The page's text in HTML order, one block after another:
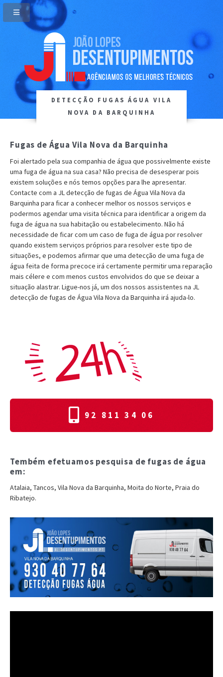
DETECÇÃO FUGAS ÁGUA VILA
NOVA DA BARQUINHA
Fugas de Água Vila Nova da Barquinha
Foi alertado pela sua companhia de água que possivelmente existe
uma fuga de água na sua casa? Não precisa de desesperar pois
existem soluções e nós temos opções para lhe apresentar.
Contacte com a JL detecção de fugas de Água Vila Nova da
Barquinha para ficar a conhecer melhor os nossos serviços e
podermos agendar uma visita técnica para identificar a origem da
fuga de água na sua habitação ou estabelecimento. Não há
necessidade de ficar com um caso de fuga de água por resolver
quando existem serviços próprios para resolver este tipo de
situações, e podemos afirmar que uma detecção de uma fuga de
água feita de forma precoce irá certamente permitir uma reparação
mais célere e com menos custos envolvidos do que se deixar a
situação alastrar. Ligue-nos já, um dos nossos assistentes na JL
detecção de fugas de Água Vila Nova da Barquinha irá ajuda-lo.
92 811 34 06
Tembém efetuamos pesquisa de fugas de água
em:
Atalaia, Tancos, Vila Nova da Barquinha, Moita do Norte, Praia do
Ribatejo.